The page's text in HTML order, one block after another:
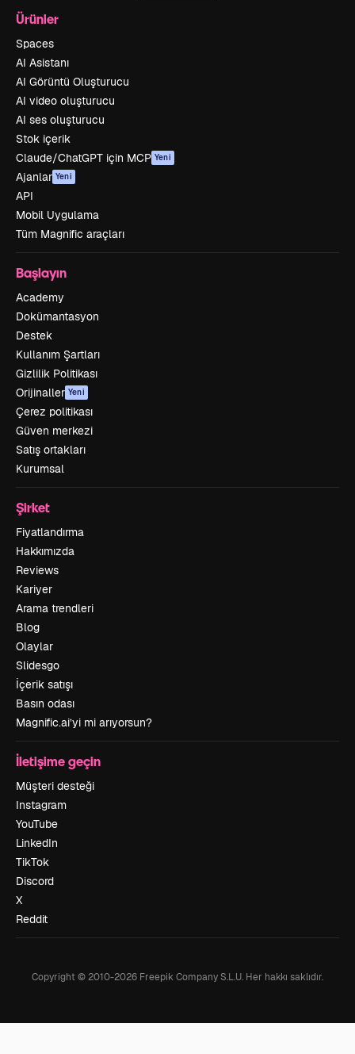
Ürünler
Spaces
AI Asistanı
AI Görüntü Oluşturucu
AI video oluşturucu
AI ses oluşturucu
Stok içerik
Claude/ChatGPT için MCP Yeni
Ajanlar Yeni
API
Mobil Uygulama
Tüm Magnific araçları
Başlayın
Academy
Dokümantasyon
Destek
Kullanım Şartları
Gizlilik Politikası
Orijinaller Yeni
Çerez politikası
Güven merkezi
Satış ortakları
Kurumsal
Şirket
Fiyatlandırma
Hakkımızda
Reviews
Kariyer
Arama trendleri
Blog
Olaylar
Slidesgo
İçerik satışı
Basın odası
Magnific.ai’yi mi arıyorsun?
İletişime geçin
Müşteri desteği
Instagram
YouTube
LinkedIn
TikTok
Discord
X
Reddit
Copyright © 2010-2026 Freepik Company S.L.U. Her hakkı saklıdır.